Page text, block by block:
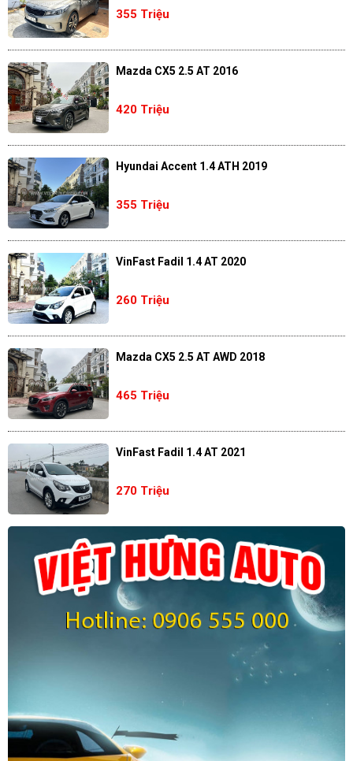
355 Triệu
Mazda CX5 2.5 AT 2016
420 Triệu
Hyundai Accent 1.4 ATH 2019
355 Triệu
VinFast Fadil 1.4 AT 2020
260 Triệu
Mazda CX5 2.5 AT AWD 2018
465 Triệu
VinFast Fadil 1.4 AT 2021
270 Triệu